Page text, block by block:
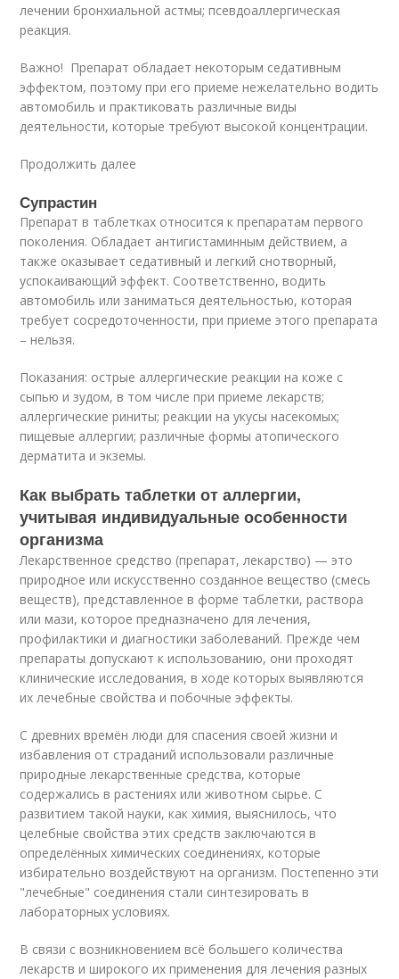
лечении бронхиальной астмы; псевдоаллергическая
реакция.
Важно! Препарат обладает некоторым седативным
эффектом, поэтому при его приеме нежелательно водить
автомобиль и практиковать различные виды
деятельности, которые требуют высокой концентрации.
Продолжить далее
Супрастин
Препарат в таблетках относится к препаратам первого
поколения. Обладает антигистаминным действием, а
также оказывает седативный и легкий снотворный,
успокаивающий эффект. Соответственно, водить
автомобиль или заниматься деятельностью, которая
требует сосредоточенности, при приеме этого препарата
– нельзя.
Показания: острые аллергические реакции на коже с
сыпью и зудом, в том числе при приеме лекарств;
аллергические риниты; реакции на укусы насекомых;
пищевые аллергии; различные формы атопического
дерматита и экземы.
Как выбрать таблетки от аллергии,
учитывая индивидуальные особенности
организма
Лекарственное средство (препарат, лекарство) — это
природное или искусственно созданное вещество (смесь
веществ), представленное в форме таблетки, раствора
или мази, которое предназначено для лечения,
профилактики и диагностики заболеваний. Прежде чем
препараты допускают к использованию, они проходят
клинические исследования, в ходе которых выявляются
их лечебные свойства и побочные эффекты.
С древних времён люди для спасения своей жизни и
избавления от страданий использовали различные
природные лекарственные средства, которые
содержались в растениях или животном сырье. С
развитием такой науки, как химия, выяснилось, что
целебные свойства этих средств заключаются в
определённых химических соединениях, которые
избирательно воздействуют на организм. Постепенно эти
"лечебные" соединения стали синтезировать в
лабораторных условиях.
В связи с возникновением всё большего количества
лекарств и широкого их применения для лечения разных